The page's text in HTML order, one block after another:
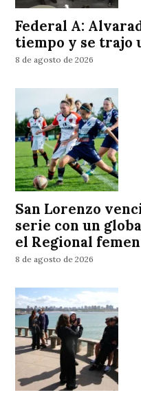
Federal A:
tiempo y se trajo
8 de agosto de 2026
San Lorenzo
serie con un
el Regional
8 de agosto de 2026